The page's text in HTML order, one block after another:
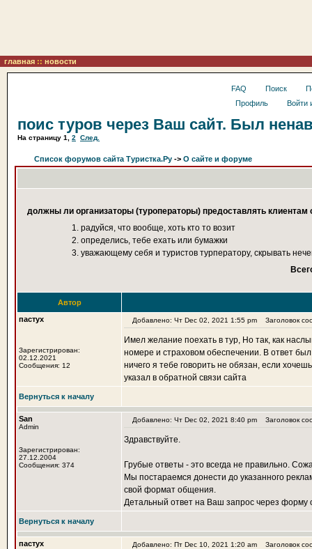
главная :: новости
FAQ Поиск
Профиль
Войти
поис туров через Ваш сайт. Был
На страницу 1 2 След.
Список форумов сайта Туристка.Ру -> О сайте и форуме
должны ли организаторы (туроператоры) предоставлять
1. радуйся, что вообще, хоть кто то возит
2. определись, тебе ехать или бумажки
3. уважающему себя и туристов турператору, скрывать
Автор
пастух
Зарегистрирован:
02.12.2021
Сообщения: 12
Добавлено: Чт Dec 02, 2021 1:55 pm Заголовок
Имел желание поехать в тур, Но так, как
номере и страховом обеспечении. В ответ
ничего я тебе говорить не обязан, если
указал в обратной связи сайта
Вернуться к началу
San
Admin
Зарегистрирован:
27.12.2004
Сообщения: 374
Добавлено: Чт Dec 02, 2021 8:40 pm Заголовок
Здравствуйте.
Грубые ответы - это всегда не правильно.
Мы постараемся донести до указанного
свой формат общения.
Детальный ответ на Ваш запрос через форму
Вернуться к началу
пастух Добавлено: Пт Dec 10, 2021 1:20 am Заголовок